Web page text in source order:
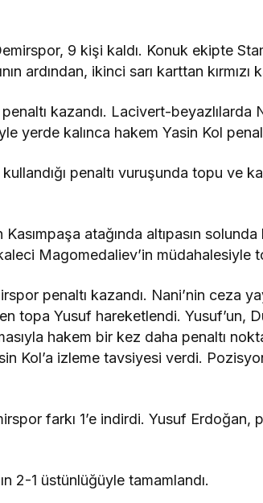
9 kişi kaldı. Konuk ekipte
ardından, ikinci sarı karttan kırmızı
kazandı. Lacivert-beyazlılarda
yerde kalınca hakem Yasin Kol
penaltı vuruşunda topu ve
atağında altıpasın
Magomedaliev’in müdahalesiyle
penaltı kazandı. Nani’nin ceza
topa Yusuf hareketlendi. Yusuf’un,
hakem bir kez daha penaltı
Kol’a izleme tavsiyesi verdi.
farkı 1’e indirdi. Yusuf Erdoğan,
2-1 üstünlüğüyle tamamlandı.